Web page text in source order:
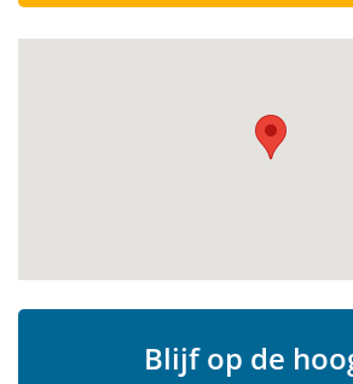
Blijf op de